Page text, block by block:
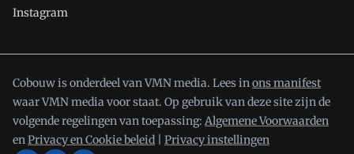
Instagram
Cobouw is onderdeel van VMN media. Lees inons manifest
waar VMN media voor staat. Op gebruik van deze site zijn de
volgende regelingen van toepassing: Algemene Voorwaarden
enPrivacy en Cookie beleid Privacy instellingen